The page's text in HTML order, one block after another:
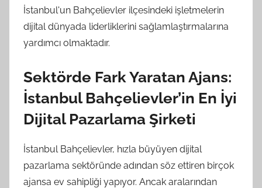
İstanbul'un Bahçelievler ilçesindeki işletmelerin
dijital dünyada liderliklerini sağlamlaştırmalarına
yardımcı olmaktadır.
Sektörde Fark Yaratan Ajans:
İstanbul Bahçelievler’in En İyi
Dijital Pazarlama Şirketi
İstanbul Bahçelievler, hızla büyüyen dijital
pazarlama sektöründe adından söz ettiren birçok
ajansa ev sahipliği yapıyor. Ancak aralarından